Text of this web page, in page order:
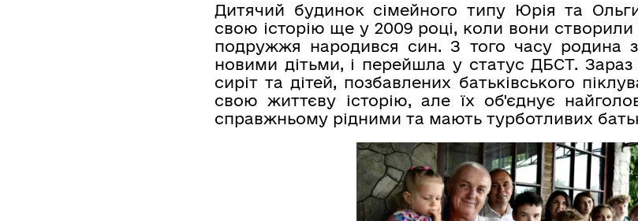
Дитячий будинок сімейного типу Юрія та
свою історію ще у 2009 році, коли вони
подружжя народився син. З того часу родина
новими дітьми, і перейшла у статус ДБСТ. Зараз
сиріт та дітей, позбавлених батьківського
свою життєву історію, але їх об'єднує
справжньому рідними та мають турботливих